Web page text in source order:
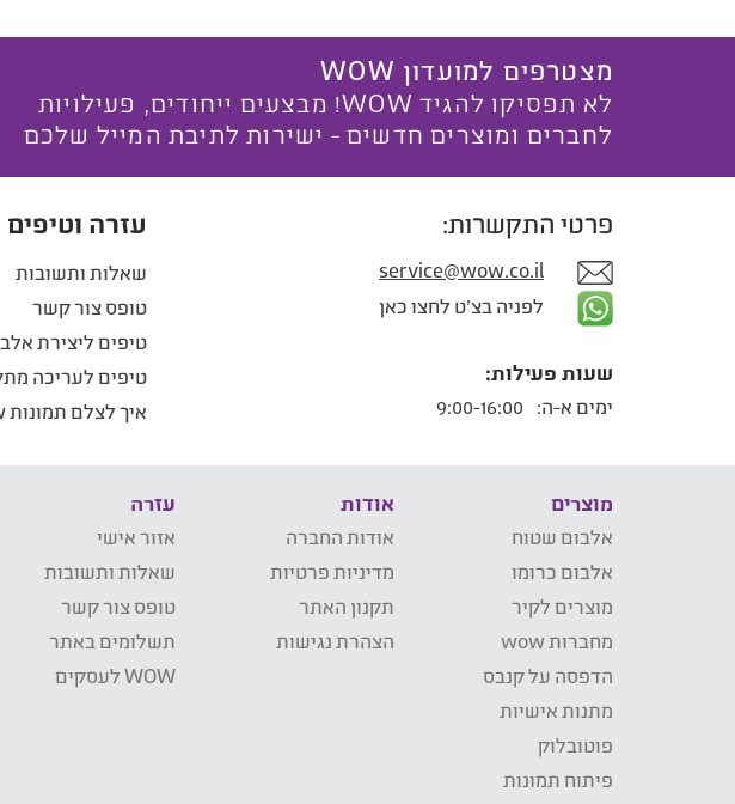
מצטרפים למועדון WOW
לא תפסיקו להגיד WOW! מבצעים ייחודים, פעילויות
לחברים ומוצרים חדשים - ישירות לתיבת המייל שלכם
פרטי התקשרות:
service@wow.co.il
לפניה בצ'ט לחצו כאן
שעות פעילות:
ימים א-ה:
עזרה וטיפים
שאלות ותשובות
טופס צור קשר
טיפים ליצירת
טיפים לעריכה
איך לצלם תמונות wow
מוצרים
אלבום שטוח
אלבום כרומו
מוצרים לקיר
מחברות wow
הדפסה על קנבס
מתנות אישיות
פוטובלוק
פיתוח תמונות
אודות
אודות החברה
מדיניות פרטיות
תקנון האתר
הצהרת נגישות
עזרה
אזור אישי
שאלות ותשובות
טופס צור קשר
תשלומים באתר
WOW לעסקים